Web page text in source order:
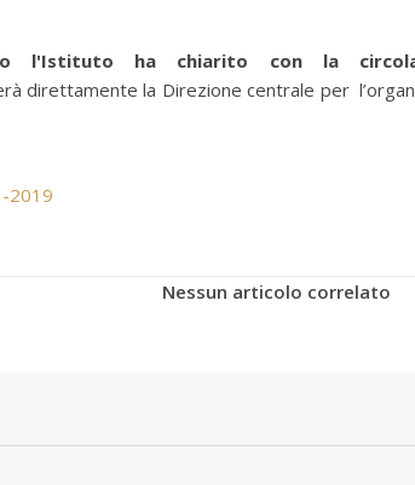
l'Istituto ha chiarito con la
direttamente la Direzione centrale per
2019
Nessun articolo correlato